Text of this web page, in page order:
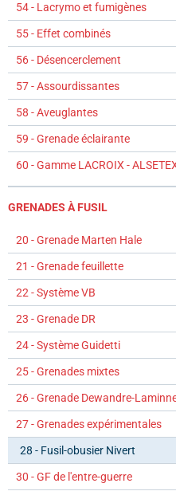
54 - Lacrymo et fumigènes
55 - Effet combinés
56 - Désencerclement
57 - Assourdissantes
58 - Aveuglantes
59 - Grenade éclairante
60 - Gamme LACROIX -
GRENADES À FUSIL
20 - Grenade Marten Hale
21 - Grenade feuillette
22 - Système VB
23 - Grenade DR
24 - Système Guidetti
25 - Grenades mixtes
26 - Grenade Dewandre-
27 - Grenades expérimentales
28 - Fusil-obusier Nivert
30 - GF de l'entre-guerre